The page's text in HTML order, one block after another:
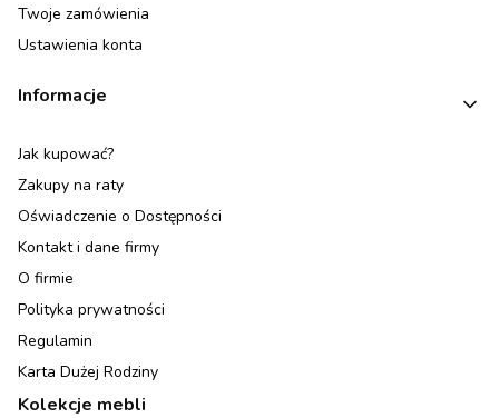
Twoje zamówienia
Ustawienia konta
Informacje
Jak kupować?
Zakupy na raty
Oświadczenie o Dostępności
Kontakt i dane firmy
O firmie
Polityka prywatności
Regulamin
Karta Dużej Rodziny
Kolekcje mebli